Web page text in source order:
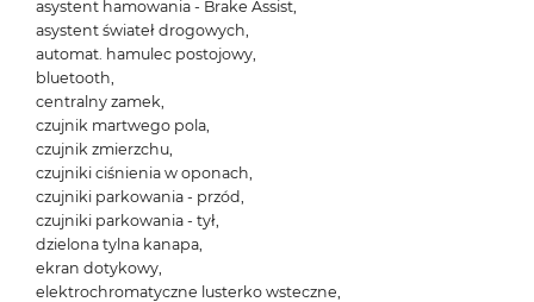
asystent hamowania - Brake Assist,
asystent świateł drogowych,
automat. hamulec postojowy,
bluetooth,
centralny zamek,
czujnik martwego pola,
czujnik zmierzchu,
czujniki ciśnienia w oponach,
czujniki parkowania - przód,
czujniki parkowania - tył,
dzielona tylna kanapa,
ekran dotykowy,
elektrochromatyczne lusterko wsteczne,